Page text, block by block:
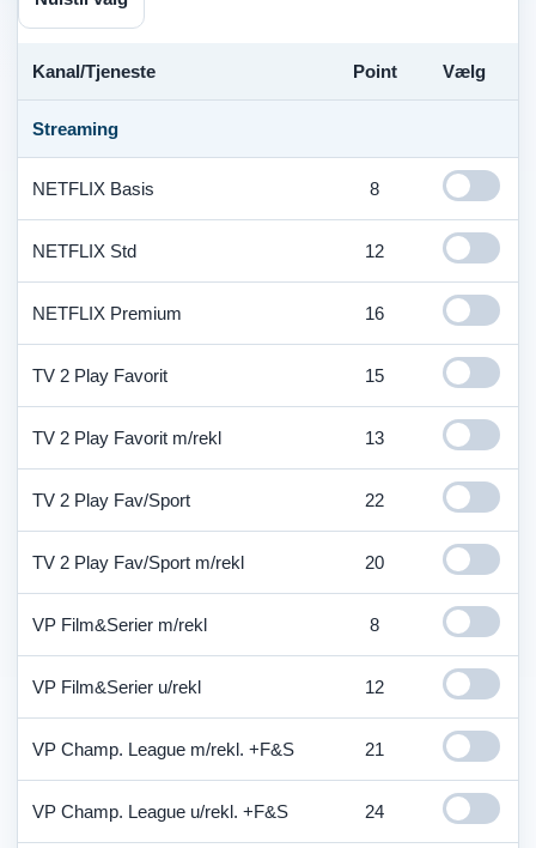
Kanal/Tjeneste Point Vælg
Streaming
NETFLIX Basis 8
NETFLIX Std 12
NETFLIX Premium 16
TV 2 Play Favorit 15
TV 2 Play Favorit m/rekl 13
TV 2 Play Fav/Sport 22
TV 2 Play Fav/Sport m/rekl 20
VP Film&Serier m/rekl 8
VP Film&Serier u/rekl 12
VP Champ. League m/rekl. +F&S 21
VP Champ. League u/rekl. +F&S 24